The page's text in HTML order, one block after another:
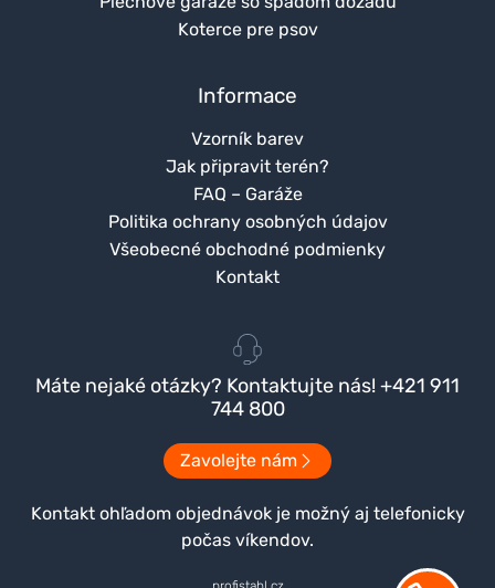
Koterce pre psov
Informace
Vzorník barev
Jak připravit terén?
FAQ – Garáže
Politika ochrany osobných údajov
Všeobecné obchodné podmienky
Kontakt
Máte nejaké otázky? Kontaktujte nás! +421 911
744 800
Zavolejte nám
Kontakt ohľadom objednávok je možný aj telefonicky
počas víkendov.